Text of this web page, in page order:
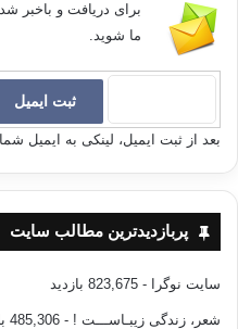
برای دریافت و باخبر
ما شوید.
بعد از ثبت ایمیل، لینکی به ایمیل
پربازدیدترین مطالب سایت
سایت نوگرا - 823,675 بازدید
شعر، زندگی زیبـاســـت ! - 485,306 بازدید